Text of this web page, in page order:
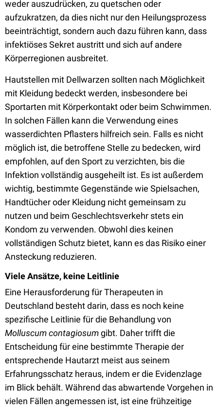
weder auszudrücken, zu quetschen oder
aufzukratzen, da dies nicht nur den Heilungsprozess
beeinträchtigt, sondern auch dazu führen kann, dass
infektiöses Sekret austritt und sich auf andere
Körperregionen ausbreitet.
Hautstellen mit Dellwarzen sollten nach Möglichkeit
mit Kleidung bedeckt werden, insbesondere bei
Sportarten mit Körperkontakt oder beim Schwimmen.
In solchen Fällen kann die Verwendung eines
wasserdichten Pflasters hilfreich sein. Falls es nicht
möglich ist, die betroffene Stelle zu bedecken, wird
empfohlen, auf den Sport zu verzichten, bis die
Infektion vollständig ausgeheilt ist. Es ist außerdem
wichtig, bestimmte Gegenstände wie Spielsachen,
Handtücher oder Kleidung nicht gemeinsam zu
nutzen und beim Geschlechtsverkehr stets ein
Kondom zu verwenden. Obwohl dies keinen
vollständigen Schutz bietet, kann es das Risiko einer
Ansteckung reduzieren.
Viele Ansätze, keine Leitlinie
Eine Herausforderung für Therapeuten in
Deutschland besteht darin, dass es noch keine
spezifische Leitlinie für die Behandlung von
Molluscum contagiosumgibt. Daher trifft die
Entscheidung für eine bestimmte Therapie der
entsprechende Hautarzt meist aus seinem
Erfahrungsschatz heraus, indem er die Evidenzlage
im Blick behält. Während das abwartende Vorgehen in
vielen Fällen angemessen ist, ist eine frühzeitige